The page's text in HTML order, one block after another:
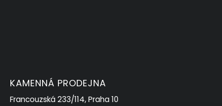
KAMENNÁ PRODEJNA
Francouzská 233/114, Praha 10